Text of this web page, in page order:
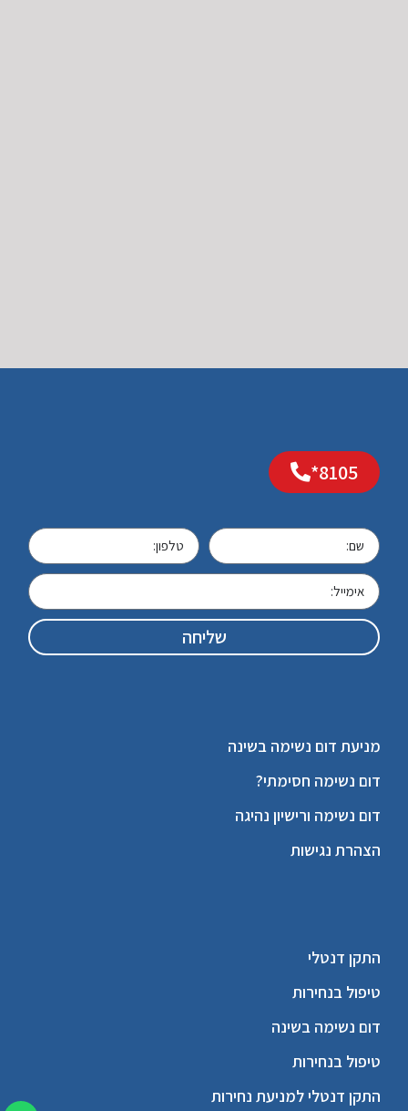
8105*
שליחה
מניעת דום נשימה בשינה
דום נשימה חסימתי?
דום נשימה ורישיון נהיגה
הצהרת נגישות
התקן דנטלי
טיפול בנחירות
דום נשימה בשינה
טיפול בנחירות
התקן דנטלי למניעת נחירות